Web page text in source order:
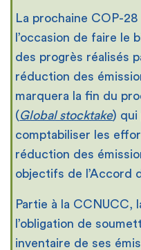
La prochaine COP-
l’occasion de faire le
des progrès réalisés
réduction des
marquera la fin du
(Global stocktake) qui
comptabiliser les
réduction des
objectifs de l’Accord
Partie à la CCNUCC,
l’obligation de
inventaire de ses